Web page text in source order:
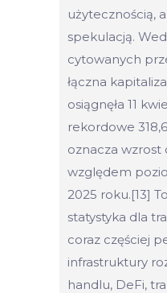
użytecznością,
spekulacją.
cytowanych
łączna
osiągnęła 11
rekordowe
oznacza wzrost
względem
2025 roku.[13]
statystyka dla
coraz częściej
infrastruktury
handlu, DeFi,